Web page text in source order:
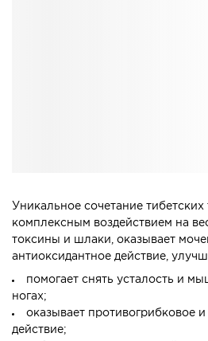
Уникальное сочетание тибетских
комплексным воздействием на
токсины и шлаки, оказывает
антиоксидантное действие,
помогает снять усталость и
ногах;
оказывает противогрибковое
действие;